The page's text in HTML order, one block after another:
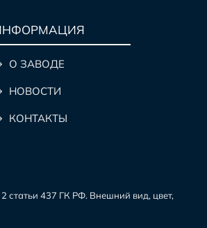
О ЗАВОДЕ
НОВОСТИ
КОНТАКТЫ
статьи 437 ГК РФ. Внешний вид, цвет,